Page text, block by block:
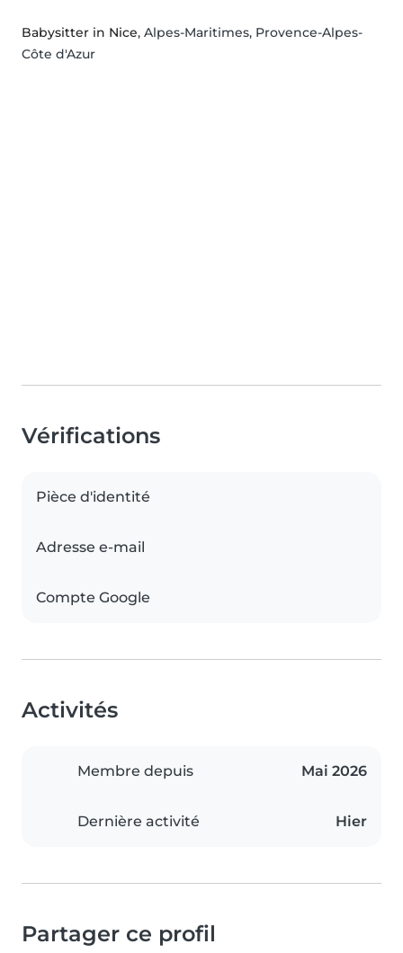
Babysitter in Nice, Alpes-Maritimes, Provence-Alpes-
Côte d'Azur
Vérifications
Pièce d'identité
Adresse e-mail
Compte Google
Activités
Membre depuis Mai 2026
Dernière activité Hier
Partager ce profil